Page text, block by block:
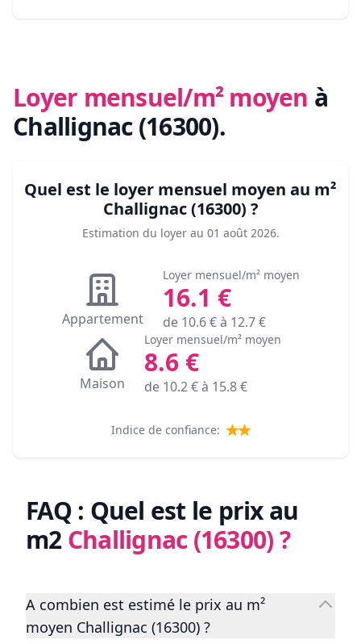
Loyer mensuel/m² moyen à
Challignac (16300).
Quel est le loyer mensuel moyen au m²
Challignac (16300) ?
Estimation du loyer au 01 août 2026.
Appartement
Loyer mensuel/m² moyen
16.1 €
de 10.6€ à 12.7€
Maison
Loyer mensuel/m² moyen
8.6 €
de 10.2€ à 15.8€
Indice de confiance:
FAQ : Quel est le prix au
m2Challignac (16300)?
A combien est estimé le prix au m²
moyen Challignac (16300) ?